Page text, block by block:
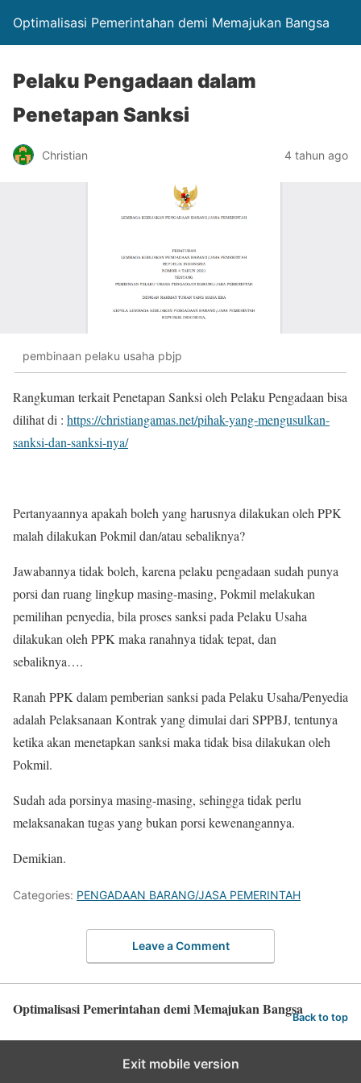
Optimalisasi Pemerintahan demi Memajukan Bangsa
Pelaku Pengadaan dalam
Penetapan Sanksi
Christian 4 tahun ago
pembinaan pelaku usaha pbjp
Rangkuman terkait Penetapan Sanksi oleh Pelaku Pengadaan bisa
dilihat di : https://christiangamas.net/pihak-yang-mengusulkan-
sanksi-dan-sanksi-nya/
Pertanyaannya apakah boleh yang harusnya dilakukan oleh PPK
malah dilakukan Pokmil dan/atau sebaliknya?
Jawabannya tidak boleh, karena pelaku pengadaan sudah punya
porsi dan ruang lingkup masing-masing, Pokmil melakukan
pemilihan penyedia, bila proses sanksi pada Pelaku Usaha
dilakukan oleh PPK maka ranahnya tidak tepat, dan
sebaliknya….
Ranah PPK dalam pemberian sanksi pada Pelaku Usaha/Penyedia
adalah Pelaksanaan Kontrak yang dimulai dari SPPBJ, tentunya
ketika akan menetapkan sanksi maka tidak bisa dilakukan oleh
Pokmil.
Sudah ada porsinya masing-masing, sehingga tidak perlu
melaksanakan tugas yang bukan porsi kewenangannya.
Demikian.
Categories: PENGADAAN BARANG/JASA PEMERINTAH
Leave a Comment
Optimalisasi Pemerintahan demi Memajukan BangsaBack to top
Exit mobile version